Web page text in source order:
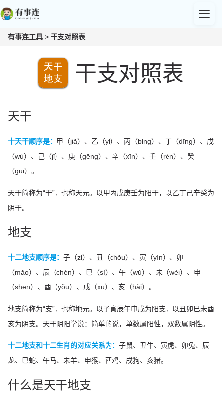
有事连工具 > 干支对照表
干支对照表
天干
十天干顺序是： 甲（jiǎ）、乙（yǐ）、丙（bǐng）、丁（dīng）、戊
（wù）、己（jǐ）、庚（gēng）、辛（xīn）、壬（rén）、癸
（guǐ）。
天干简称为“干”，也称天元。以甲丙戊庚壬为阳干，以乙丁己辛癸为
阴干。
地支
十二地支顺序是： 子（zǐ）、丑（chǒu）、寅（yín）、卯
（mǎo）、辰（chén）、巳（sì）、午（wǔ）、未（wèi）、申
（shēn）、酉（yǒu）、戌（xū）、亥（hài）。
地支简称为“支”，也称地元。以子寅辰午申戌为阳支，以丑卯巳未酉
亥为阴支。天干阴阳学说：简单的说，单数属阳性，双数属阴性。
十二地支和十二生肖的对应关系为： 子鼠、丑牛、寅虎、卯兔、辰
龙、巳蛇、午马、未羊、申猴、酉鸡、戌狗、亥猪。
什么是天干地支